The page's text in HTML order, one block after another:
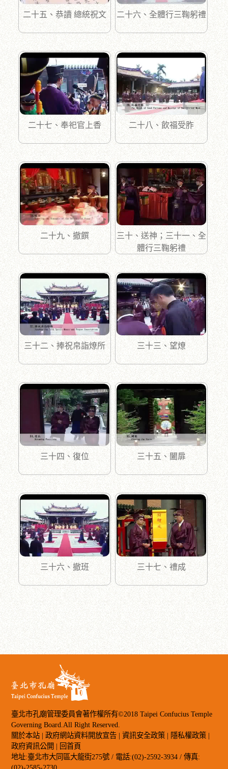
二十五、恭讀 總統祝文 二十六、全體行三鞠躬禮
二十七、奉祀官上香 二十八、飲福受胙
二十九、撤饌
三十、送神；三十一、全
體行三鞠躬禮
三十二、捧祝帛詣燎所 三十三、望燎
三十四、復位 三十五、闔扉
三十六、撤班 三十七、禮成
臺北市孔廟管理委員會著作權所有©2018 Taipei Confucius Temple
Governing Board.All Right Reserved.
關於本站 | 政府網站資料開放宣告 |資訊安全政策 | 隱私權政策 |
政府資訊公開 | 回首頁
地址:臺北市大同區大龍街275號 / 電話:(02)-2592-3934 / 傳真: